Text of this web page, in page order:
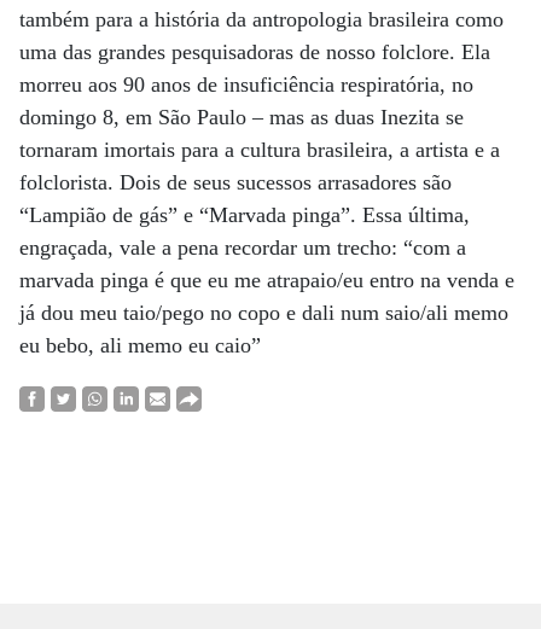
também para a história da antropologia brasileira como
uma das grandes pesquisadoras de nosso folclore. Ela
morreu aos 90 anos de insuficiência respiratória, no
domingo 8, em São Paulo – mas as duas Inezita se
tornaram imortais para a cultura brasileira, a artista e a
folclorista. Dois de seus sucessos arrasadores são
“Lampião de gás” e “Marvada pinga”. Essa última,
engraçada, vale a pena recordar um trecho: “com a
marvada pinga é que eu me atrapaio/eu entro na venda e
já dou meu taio/pego no copo e dali num saio/ali memo
eu bebo, ali memo eu caio”